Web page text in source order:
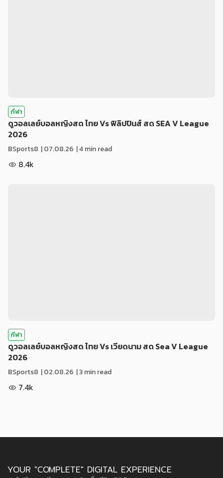
กีฬา
ดูวอลเลย์บอลหญิงสด ไทย Vs ฟิลิปปินส์ สด SEA V League
2026
BSports8 |07.08.26 | 4 min read
8.4k
กีฬา
ดูวอลเลย์บอลหญิงสด ไทย Vs เวียดนาม สด Sea V League
2026
BSports8 |02.08.26 | 3 min read
7.4k
YOUR "COMPLETE" DIGITAL EXPERIENCE